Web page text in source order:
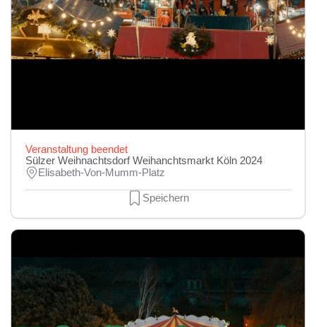
Veranstaltung beendet
Sülzer Weihnachtsdorf Weihanchtsmarkt Köln 2024
Elisabeth-Von-Mumm-Platz
Speichern